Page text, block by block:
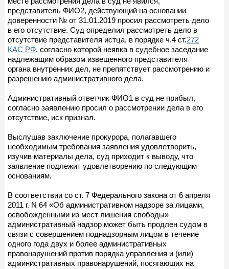
представитель ФИО2, действующий на основании
доверенности № от 31.01.2019 просил рассмотреть дело
в его отсутствие. Суд определил рассмотреть дело в
отсутствие представителя истца, в порядке ч.4 ст.272
КАС РФ, согласно которой неявка в судебное заседание
надлежащим образом извещенного представителя
органа внутренних дел, не препятствует рассмотрению и
разрешению административного дела.
Административный ответчик ФИО1 в суд не прибыл,
согласно заявлению просил о рассмотрении дела в его
отсутствие, иск признал.
Выслушав заключение прокурора, полагавшего
необходимым требования заявления удовлетворить,
изучив материалы дела, суд приходит к выводу, что
заявление подлежит удовлетворению по следующим
основаниям.
В соответствии со ст. 7 Федерального закона от 6 апреля
2011 г. N 64 «Об административном надзоре за лицами,
освобожденными из мест лишения свободы»
административный надзор может быть продлен судом в
связи с совершением поднадзорным лицом в течение
одного года двух и более административных
правонарушений против порядка управления и (или)
административных правонарушений, посягающих на